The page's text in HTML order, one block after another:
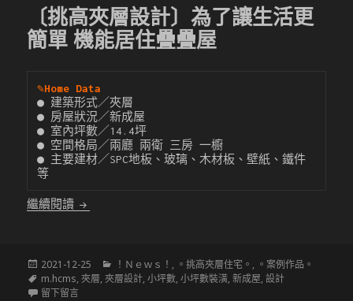
〔挑高夾層設計〕為了讓生活更
簡單 機能居住疊疊屋
✎Home Data
● 建築形式／夾層
● 房屋狀況／新成屋
● 室內坪數／14.4坪
● 空間格局／兩廳 兩衛 三房 一櫥
● 主要建材／SPC地板、玻璃、木材板、壁紙、鐵件
等
繼續閱讀 〔挑高夾層設計〕為了讓生活更簡單 機能居住疊疊屋
發
佈
於
2021-12-25
分
類
！Ｎｅｗｓ！ , 。挑高夾層住宅。 , 。案例作品。
標
籤
m.hcms,夾層,夾層設計,小坪數,小坪數裝潢,新成屋,設計
留下留言在 〔挑高夾層設計〕為了讓生活更簡單 機能居住疊疊屋